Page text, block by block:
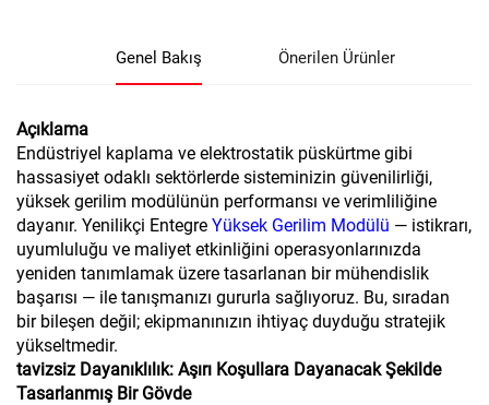
Genel Bakış Önerilen Ürünler
Açıklama
Endüstriyel kaplama ve elektrostatik püskürtme gibi
hassasiyet odaklı sektörlerde sisteminizin güvenilirliği,
yüksek gerilim modülünün performansı ve verimliliğine
dayanır. Yenilikçi Entegre Yüksek Gerilim Modülü — istikrarı,
uyumluluğu ve maliyet etkinliğini operasyonlarınızda
yeniden tanımlamak üzere tasarlanan bir mühendislik
başarısı — ile tanışmanızı gururla sağlıyoruz. Bu, sıradan
bir bileşen değil; ekipmanınızın ihtiyaç duyduğu stratejik
yükseltmedir.
tavizsiz Dayanıklılık: Aşırı Koşullara Dayanacak Şekilde
Tasarlanmış Bir Gövde